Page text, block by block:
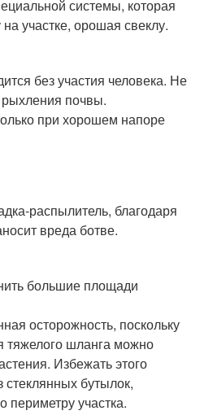
системы, которая
участке, орошая свеклу.
без участия человека. Не
почвы.
при хорошем напоре
распылитель, благодаря
вреда ботве.
большие площади
осторожность, поскольку
шланга можно
Избежать этого
бутылок,
периметру участка.